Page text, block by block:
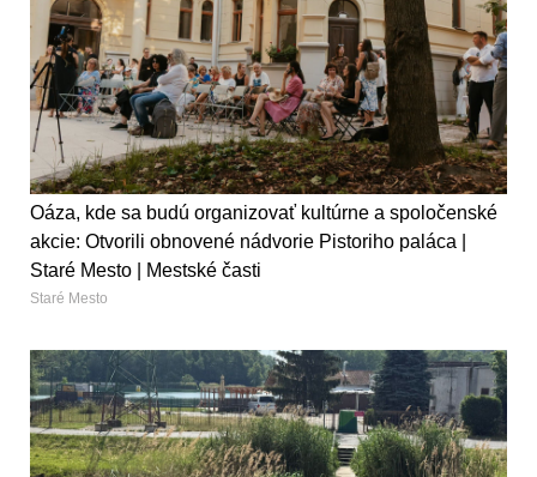
Oáza, kde sa budú organizovať kultúrne a spoločenské
akcie: Otvorili obnovené nádvorie Pistoriho paláca |
Staré Mesto | Mestské časti
Staré Mesto